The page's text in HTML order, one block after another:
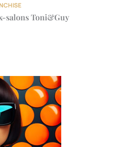
salons Toni&Guy